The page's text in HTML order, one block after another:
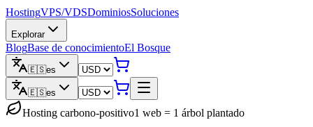
HostingVPS/VDSDominiosSoluciones
Explorar
BlogBase de conocimientoEl Bosque
🇪🇸es
🇪🇸es
Hosting carbono-positivo1 web = 1 árbol plantado